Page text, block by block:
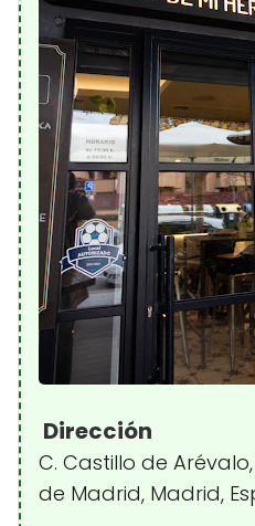
Dirección
C. Castillo de Arévalo,
de Madrid, Madrid,